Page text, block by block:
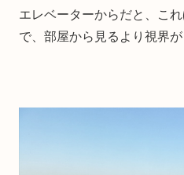
エレベーターからだと、こ
で、部屋から見るより視界